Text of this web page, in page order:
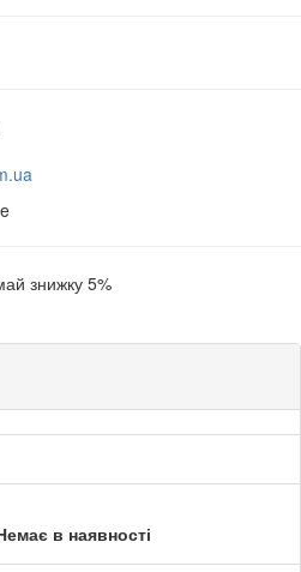
знижку 5%
в наявності